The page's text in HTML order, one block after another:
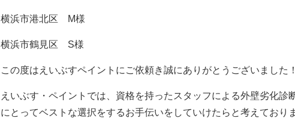
横浜市港北区 M様
横浜市鶴見区 S様
この度はえいぶすペイントにご依頼き誠にありがとうございました！
えいぶす・ペイントでは、資格を持ったスタッフによる外壁劣化診
にとってベストな選択をするお手伝いをしていけたらと考えており